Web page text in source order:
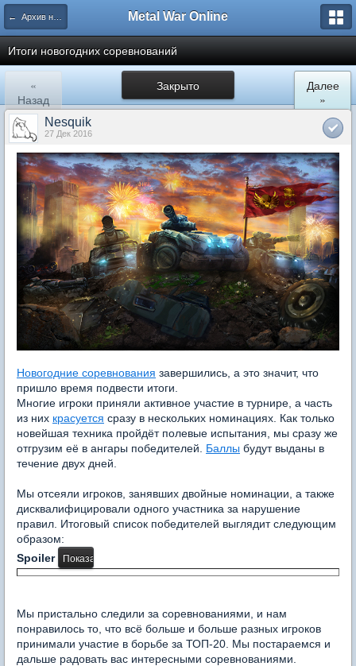
← Архив новостей Metal War Online
Итоги новогодних соревнований
Закрыто
«
Назад
Далее
»
Nesquik
27 Дек 2016
Новогодние соревнования завершились, а это значит, что
пришло время подвести итоги.
Многие игроки приняли активное участие в турнире, а часть
из них красуется сразу в нескольких номинациях. Как только
новейшая техника пройдёт полевые испытания, мы сразу же
отгрузим её в ангары победителей. Баллы будут выданы в
течение двух дней.
Мы отсеяли игроков, занявших двойные номинации, а также
дисквалифицировали одного участника за нарушение
правил. Итоговый список победителей выглядит следующим
образом:
Spoiler
Мы пристально следили за соревнованиями, и нам
понравилось то, что всё больше и больше разных игроков
принимали участие в борьбе за ТОП-20. Мы постараемся и
дальше радовать вас интересными соревнованиями.